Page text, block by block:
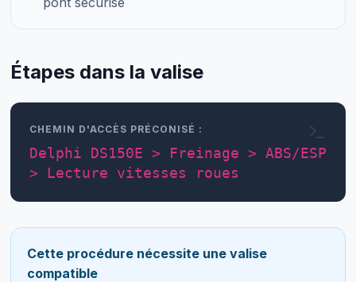
Étapes dans la valise
CHEMIN D'ACCÈS PRÉCONISÉ :
Delphi DS150E > Freinage > ABS/ESP
> Lecture vitesses roues
Cette procédure nécessite une valise
compatible